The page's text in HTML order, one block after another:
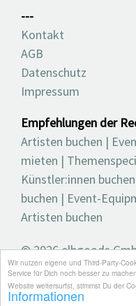
Wir nutzen eigene und Third-Party-
Service für Dich noch besser zu
Website weitersurfst, stimmst Du der
Informationen
---
Kontakt
AGB
Datenschutz
Impressum
Empfehlungen der
Artisten buchen |
mieten |
Künstler:innen buchen
buchen | Event-
Artisten buchen
© 2026 elbgoods
industry /
Eventbranchenbuch,